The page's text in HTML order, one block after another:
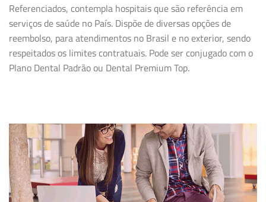
Referenciados, contempla hospitais que são referência em
serviços de saúde no País. Dispõe de diversas opções de
reembolso, para atendimentos no Brasil e no exterior, sendo
respeitados os limites contratuais. Pode ser conjugado com o
Plano Dental Padrão ou Dental Premium Top.